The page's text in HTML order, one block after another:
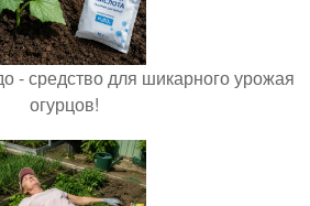
- средство для шикарного урожая
огурцов!